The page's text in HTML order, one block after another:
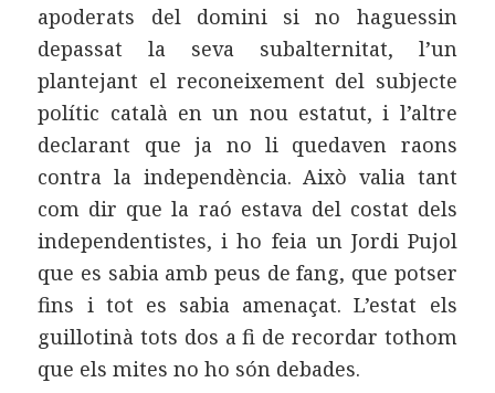
apoderats del domini si no haguessin
depassat la seva subalternitat, l’un
plantejant el reconeixement del subjecte
polític català en un nou estatut, i l’altre
declarant que ja no li quedaven raons
contra la independència. Això valia tant
com dir que la raó estava del costat dels
independentistes, i ho feia un Jordi Pujol
que es sabia amb peus de fang, que potser
fins i tot es sabia amenaçat. L’estat els
guillotinà tots dos a fi de recordar tothom
que els mites no ho són debades.